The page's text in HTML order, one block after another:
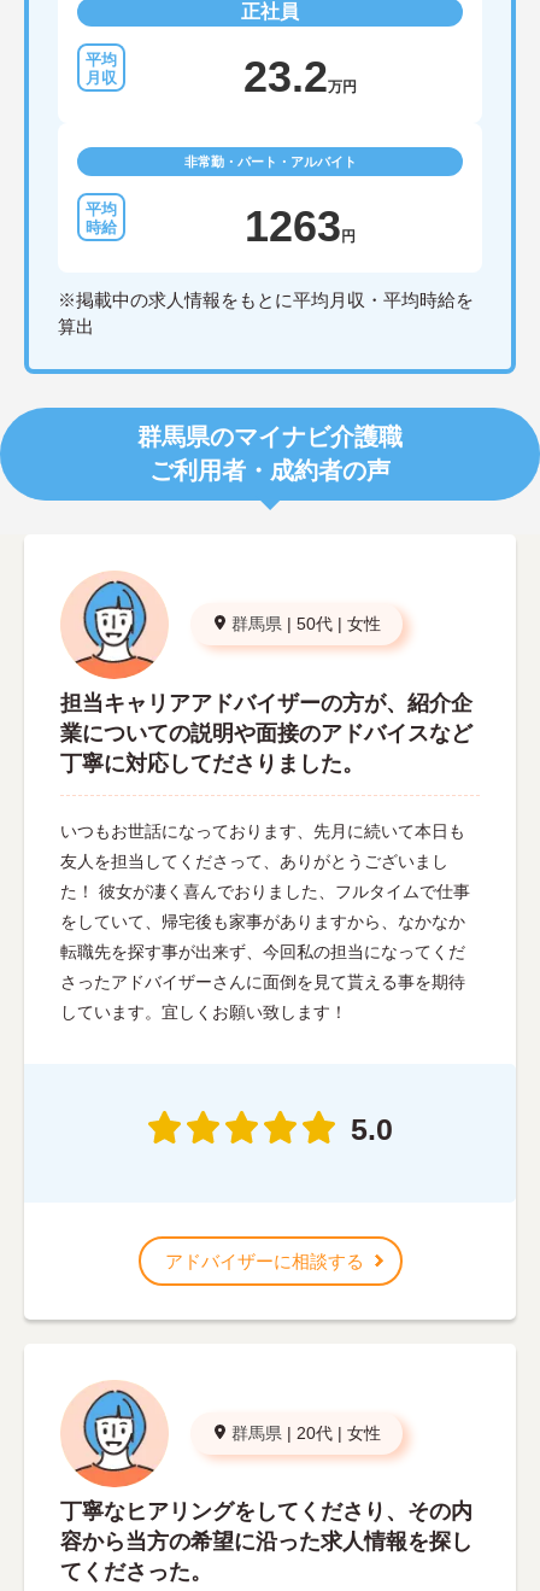
正社員
23.2万円
非常勤・パート・アルバイト
1263 円
※掲載中の求人情報をもとに平均月収・平均時給を
算出
群馬県のマイナビ介護職
ご利用者・成約者の声
群馬県 | 50代 | 女性
担当キャリアアドバイザーの方が、紹介企
業についての説明や面接のアドバイスなど
丁寧に対応してださりました。
いつもお世話になっております、先月に続いて本日も
友人を担当してくださって、ありがとうございまし
た！ 彼女が凄く喜んでおりました、フルタイムで仕事
をしていて、帰宅後も家事がありますから、なかなか
転職先を探す事が出来ず、今回私の担当になってくだ
さったアドバイザーさんに面倒を見て貰える事を期待
しています。宜しくお願い致します！
5.0
アドバイザーに相談する
群馬県 | 20代 | 女性
丁寧なヒアリングをしてくださり、その内
容から当方の希望に沿った求人情報を探し
てくださった。